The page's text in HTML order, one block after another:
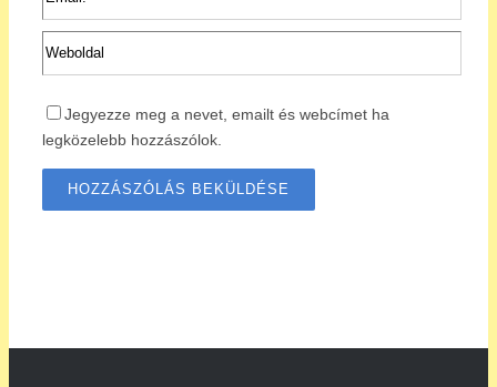
Jegyezze meg a nevet, emailt és webcímet ha
legközelebb hozzászólok.